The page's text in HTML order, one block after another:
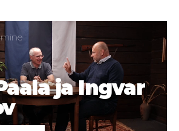
ja Ingvar